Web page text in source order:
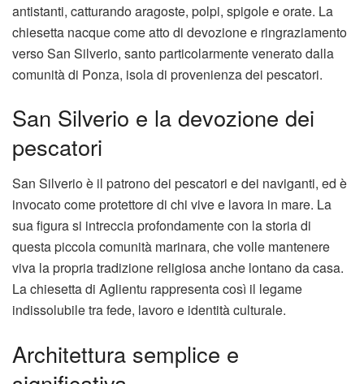
antistanti, catturando aragoste, polpi, spigole e orate. La
chiesetta nacque come atto di devozione e ringraziamento
verso San Silverio, santo particolarmente venerato dalla
comunità di Ponza, isola di provenienza dei pescatori.
San Silverio e la devozione dei
pescatori
San Silverio è il patrono dei pescatori e dei naviganti, ed è
invocato come protettore di chi vive e lavora in mare. La
sua figura si intreccia profondamente con la storia di
questa piccola comunità marinara, che volle mantenere
viva la propria tradizione religiosa anche lontano da casa.
La chiesetta di Aglientu rappresenta così il legame
indissolubile tra fede, lavoro e identità culturale.
Architettura semplice e